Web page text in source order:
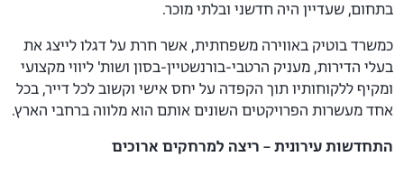
בתחום, שעדיין היה חדשני ובלתי מוכר.
כמשרד בוטיק באווירה משפחתית, אשר חרת על דגלו לייצג את
בעלי הדירות, מעניק הרטבי-בורנשטיין-בסון ושות' ליווי מקצועי
ומקיף ללקוחותיו תוך הקפדה על יחס אישי וקשוב לכל דייר, בכל
אחד מעשרות הפרויקטים השונים אותם הוא מלווה ברחבי הארץ.
התחדשות עירונית – ריצה למרחקים ארוכים